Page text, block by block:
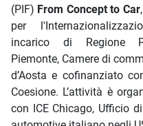
(PIF) From Concept to Car
per
incarico di Regione
Piemonte, Camere di
d’Aosta e cofinanziato
Coesione. L’attività è
con ICE Chicago, Ufficio